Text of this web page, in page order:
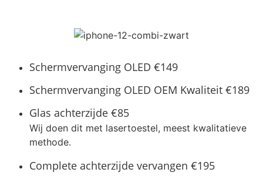
Schermvervanging OLED €149
Schermvervanging OLED OEM Kwaliteit €189
Glas achterzijde €85
Wij doen dit met lasertoestel, meest kwalitatieve
methode.
Complete achterzijde vervangen €195